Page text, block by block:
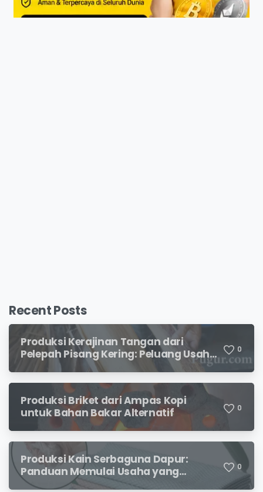
Recent Posts
Produksi Kerajinan Tangan dari
Pelepah Pisang Kering: Peluang Usaha
Kreatif Bernilai Jual
0
Produksi Briket dari Ampas Kopi
untuk Bahan Bakar Alternatif
0
Produksi Kain Serbaguna Dapur:
Panduan Memulai Usaha yang
Menjanjikan untuk Pebisnis Pemula
0